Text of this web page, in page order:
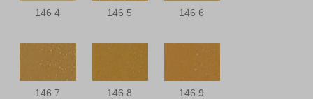
146 4 146 5 146 6
146 7 146 8 146 9